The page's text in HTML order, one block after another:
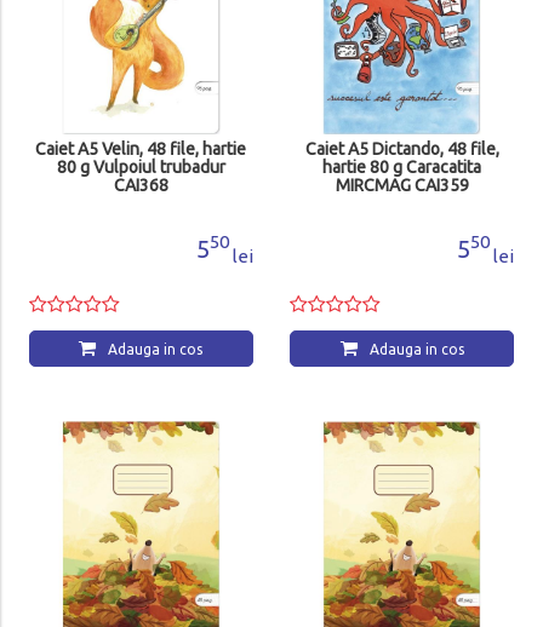
Caiet A5 Velin, 48 file, hartie
80 g Vulpoiul trubadur
CAI368
550
lei
Adauga in cos
Caiet A5 Dictando, 48 file,
hartie 80 g Caracatita
MIRCMAG CAI359
550
lei
Adauga in cos